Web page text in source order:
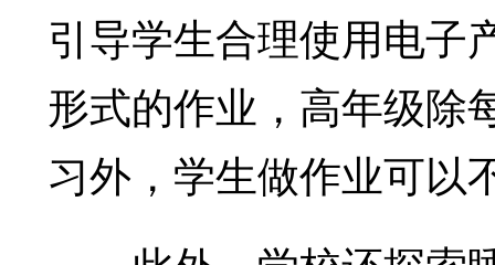
引导学生合理使用电子
形式的作业，高年级除
习外，学生做作业可以